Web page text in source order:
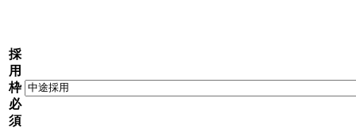
採
用
枠
必
須